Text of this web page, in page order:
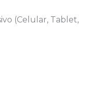
(Celular, Tablet,